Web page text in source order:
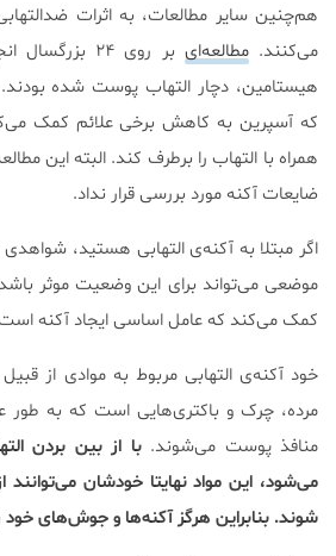
هم‌چنین سایر مطالعات، به اثرات
می‌کنند.مطالعه‌ای
بر روی ۲۴
هیستامین، دچار التهاب پوست شده
که آسپرین به کاهش برخی علائم کمک
همراه با التهاب را برطرف کند. البته این
ضایعات آکنه مورد بررسی قرار نداد.
اگر مبتلا به آکنه‌ی التهابی هستید،
موضعی می‌تواند برای این وضعیت موثر
کمک می‌کند که عامل اساسی ایجاد آکنه
خود آکنه‌ی التهابی مربوط به موادی از
مرده، چرک و باکتری‌هایی است که به
منافذ پوست می‌شوند.با از بین بردن
می‌شود، این مواد نهایتا خودشان
شوند. بنابراین هرگز آکنه‌ها و جوش‌های خود